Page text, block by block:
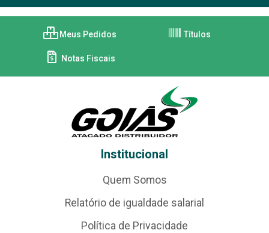
Meus Pedidos Títulos
Notas Fiscais
Institucional
Quem Somos
Relatório de igualdade salarial
Política de Privacidade